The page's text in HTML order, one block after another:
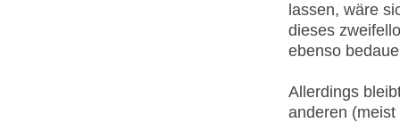
lassen, wäre
dieses
ebenso
Allerdings
anderen